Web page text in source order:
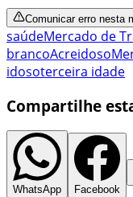
Comunicar erro nesta
saúdeMercado de
brancoAcreidoso
idosoterceira idade
Compartilhe
WhatsApp Facebook